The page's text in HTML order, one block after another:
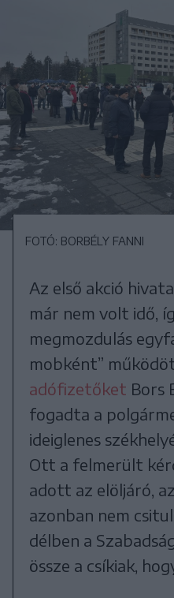
FOTÓ: BORBÉLY FANNI
Az első akció
már nem volt idő,
megmozdulás
mobként”
adófizetőket Bors
fogadta a
ideiglenes
Ott a felmerült
adott az elöljáró,
azonban nem
délben a
össze a csíkiak,